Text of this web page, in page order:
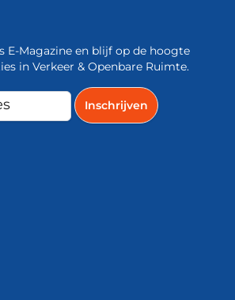
E-Magazine en blijf op de hoogte
in Verkeer & Openbare Ruimte.